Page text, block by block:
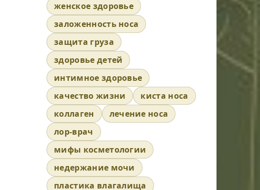
женское здоровье
заложенность носа
защита груза
здоровье детей
интимное здоровье
качество жизни
киста носа
коллаген
лечение носа
лор-врач
мифы косметологии
недержание мочи
пластика влагалища